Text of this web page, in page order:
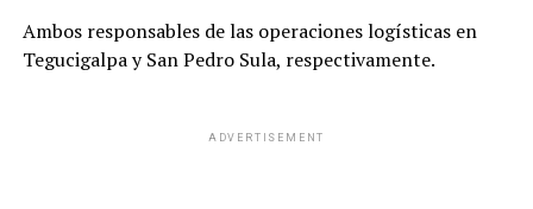
Ambos responsables de las operaciones logísticas en
Tegucigalpa y San Pedro Sula, respectivamente.
ADVERTISEMENT